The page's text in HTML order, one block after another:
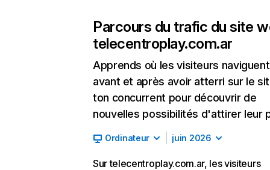
Parcours du trafic du site
telecentroplay.com.ar
Apprends où les visiteurs naviguent
avant et après avoir atterri sur le
ton concurrent pour découvrir de
nouvelles possibilités d'attirer leur
Ordinateur juin 2026
Sur telecentroplay.com.ar, les visiteurs